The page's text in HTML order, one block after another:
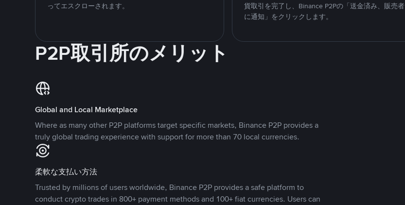
ってエスクローされます。
貨取引を完了し、Binance P2Pの「送金済み、販売者
に通知」をクリックします。
P2P取引所のメリット
Global and Local Marketplace
Where as many other P2P platforms target specific markets, Binance P2P provides a
truly global trading experience with support for more than 70 local currencies.
柔軟な支払い方法
Trusted by millions of users worldwide, Binance P2P provides a safe platform to
conduct crypto trades in 800+ payment methods and 100+ fiat currencies. Users can